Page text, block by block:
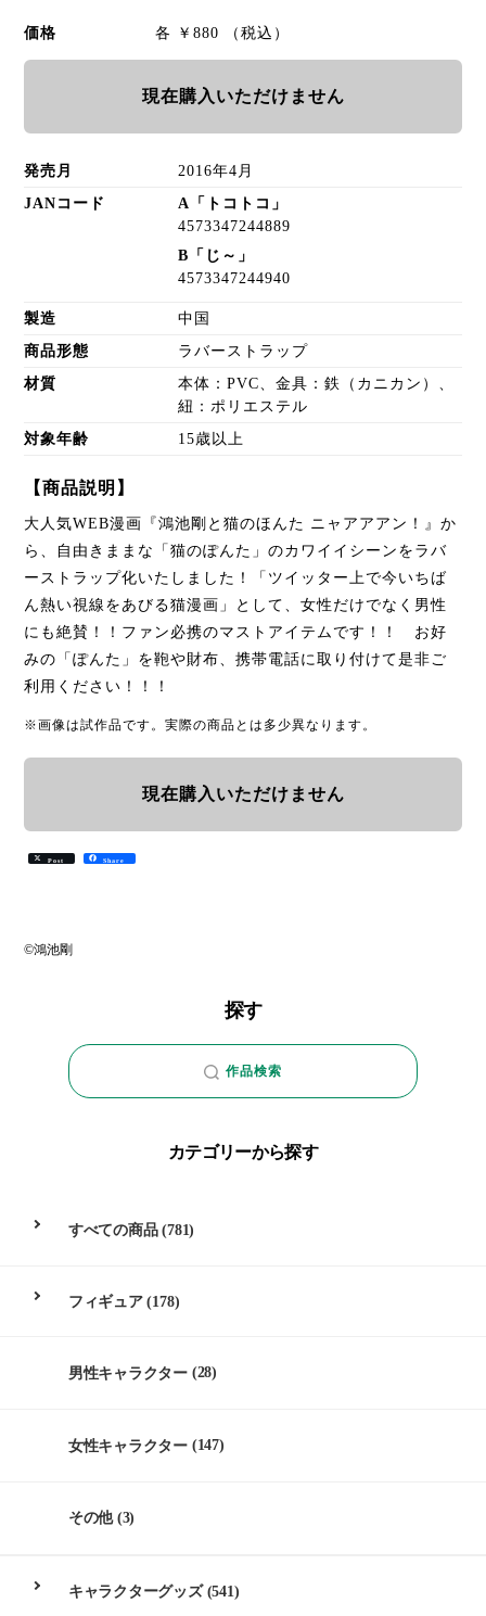
価格 各 ￥880 （税込）
現在購入いただけません
発売月 2016年4月
JANコード
A「トコトコ」
4573347244889
B「じ～」
4573347244940
製造 中国
商品形態 ラバーストラップ
材質
本体：PVC、金具：鉄（カニカン）、
紐：ポリエステル
対象年齢 15歳以上
【商品説明】
大人気WEB漫画『鴻池剛と猫のほんた ニャアアアン！』か
ら、自由きままな「猫のぽんた」のカワイイシーンをラバ
ーストラップ化いたしました！「ツイッター上で今いちば
ん熱い視線をあびる猫漫画」として、女性だけでなく男性
にも絶賛！！ファン必携のマストアイテムです！！ お好
みの「ぽんた」を鞄や財布、携帯電話に取り付けて是非ご
利用ください！！！
※画像は試作品です。実際の商品とは多少異なります。
現在購入いただけません
Post Share
©鴻池剛
探す
作品検索
カテゴリーから探す
すべての商品(781)
フィギュア(178)
男性キャラクター (28)
女性キャラクター (147)
その他(3)
キャラクターグッズ(541)